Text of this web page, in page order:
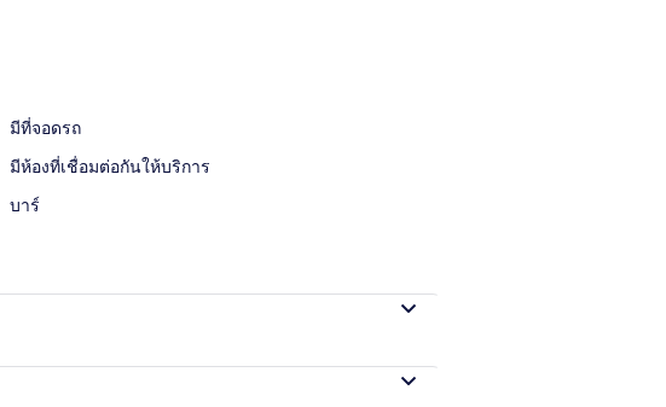
มีที่จอดรถ
มีห้องที่เชื่อมต่อกันให้บริการ
บาร์